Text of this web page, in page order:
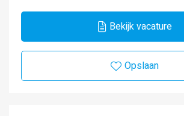
Bekijk vacature
Opslaan